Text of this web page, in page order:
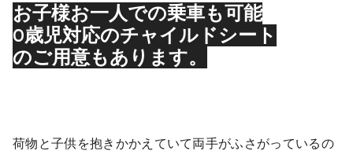
お子様お一人での乗車も可能
0歳児対応のチャイルドシート
のご用意もあります。
荷物と子供を抱きかかえていて両手がふさがっているの